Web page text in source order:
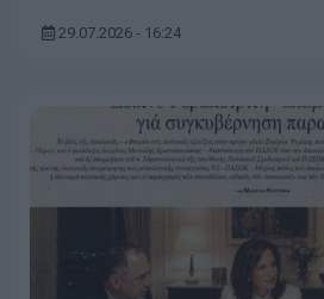
29.07.2026 - 16:24